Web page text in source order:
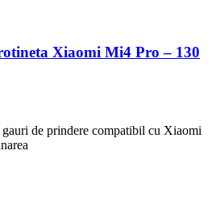
Xiaomi Mi4 Pro – 130
de prindere compatibil cu Xiaomi